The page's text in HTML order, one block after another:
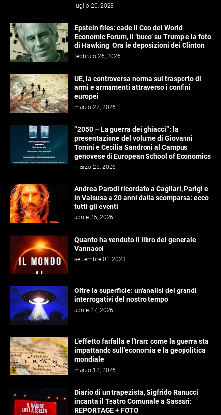
luglio 20, 2023
Epstein files: cade il Ceo del World
Economic Forum, il ‘buco’ su Trump e la foto
di Hawking. Ora le deposizioni dei Clinton
febbraio 26, 2026
UE, la controversa norma sul trasporto di
armi e armamenti attraverso i confini
europei
marzo 27, 2026
“2050 – La guerra dei ghiacci”: la
presentazione del volume di Giovanni
Tonini e Cecilia Sandroni al Campus
genovese di European School of Economics
marzo 25, 2026
Andrea Parodi ricordato a Cagliari, Parigi e
in Valsusa a 20 anni dalla scomparsa: ecco
tutti gli eventi
aprile 25, 2026
Quanto ha venduto il libro del generale
Vannacci
settembre 01, 2023
Oltre la superficie: un'analisi dei grandi
interrogativi del nostro tempo
aprile 27, 2026
L’effetto farfalla e l'Iran: come la guerra sta
impattando sull'economia e la geopolitica
mondiale
marzo 12, 2026
Diario di un trapezista, Sigfrido Ranucci
incanta il Teatro Comunale a Sassari:
REPORTAGE + FOTO